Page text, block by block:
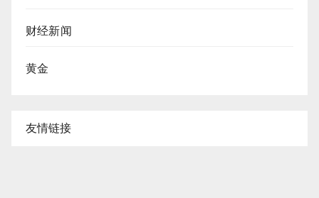
财经新闻
黄金
友情链接